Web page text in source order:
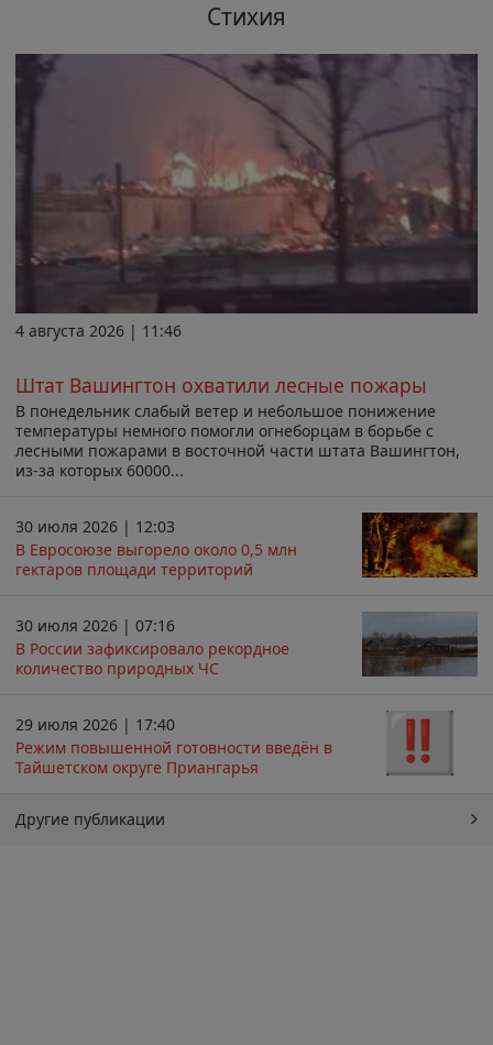
Стихия
4 августа 2026 | 11:46
Штат Вашингтон охватили лесные пожары
В понедельник слабый ветер и небольшое понижение
температуры немного помогли огнеборцам в борьбе с
лесными пожарами в восточной части штата Вашингтон,
из-за которых 60000...
30 июля 2026 | 12:03
В Евросоюзе выгорело около 0,5 млн
гектаров площади территорий
30 июля 2026 | 07:16
В России зафиксировало рекордное
количество природных ЧС
29 июля 2026 | 17:40
Режим повышенной готовности введён в
Тайшетском округе Приангарья
Другие публикации